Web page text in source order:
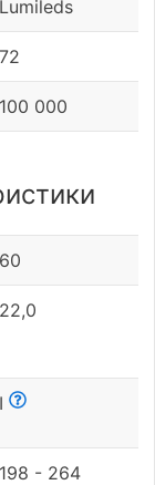
Lumileds
72
100 000
60
22,0
I
198 - 264